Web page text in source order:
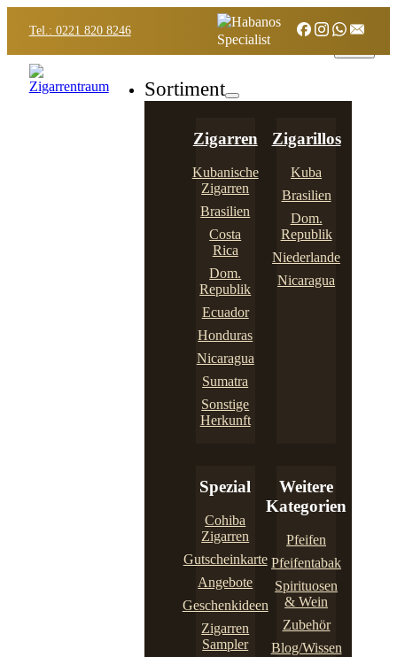
Tel.: 0221 820 8246
Sortiment
Zigarren
Kubanische
Zigarren
Brasilien
Costa
Rica
Dom.
Republik
Ecuador
Honduras
Nicaragua
Sumatra
Sonstige
Herkunft
Zigarillos
Kuba
Brasilien
Dom.
Republik
Niederlande
Nicaragua
Spezial
Cohiba
Zigarren
Gutscheinkarte
Angebote
Geschenkideen
Zigarren
Sampler
Weitere
Kategorien
Pfeifen
Pfeifentabak
Spirituosen
& Wein
Zubehör
Blog/Wissen